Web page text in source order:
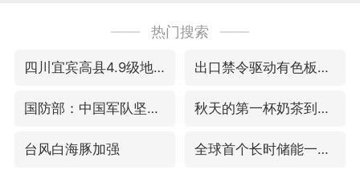
热门搜索
四川宜宾高县4.9级地震致1死 出口禁令驱动有色板块大涨
国防部：中国军队坚决反制任何闹海挑衅图谋 秋天的第一杯奶茶到底有多火
台风白海豚加强 全球首个长时储能一体化产业园量产